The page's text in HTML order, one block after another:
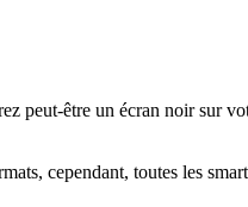
peut-être un écran noir sur
cependant, toutes les